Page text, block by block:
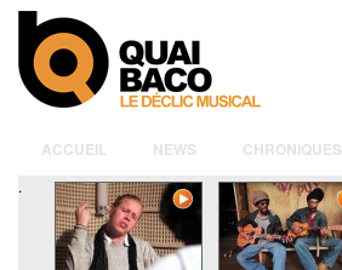
ACCUEIL NEWS CHRONIQUES
.